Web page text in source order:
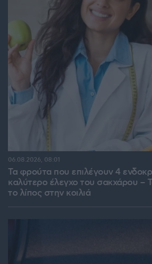
Τα φρούτα που επιλέγουν 4
καλύτερο έλεγχο του σακχάρου –
το λίπος στην κοιλιά
06.08.2026, 08:01